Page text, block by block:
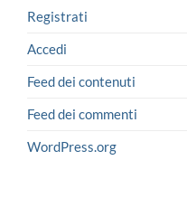
Registrati
Accedi
Feed dei contenuti
Feed dei commenti
WordPress.org